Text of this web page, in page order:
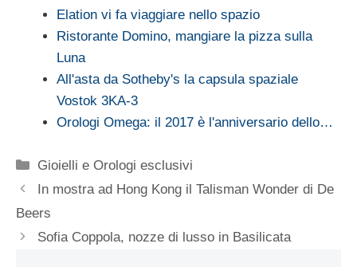
Elation vi fa viaggiare nello spazio
Ristorante Domino, mangiare la pizza sulla
Luna
All'asta da Sotheby's la capsula spaziale
Vostok 3KA-3
Orologi Omega: il 2017 è l'anniversario dello…
Categorie
Gioielli e Orologi esclusivi
In mostra ad Hong Kong il Talisman Wonder di De
Beers
Sofia Coppola, nozze di lusso in Basilicata